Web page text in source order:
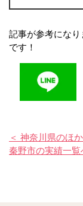
記事が参考にな
です！
＜ 神奈川県のほ
秦野市の実績一覧